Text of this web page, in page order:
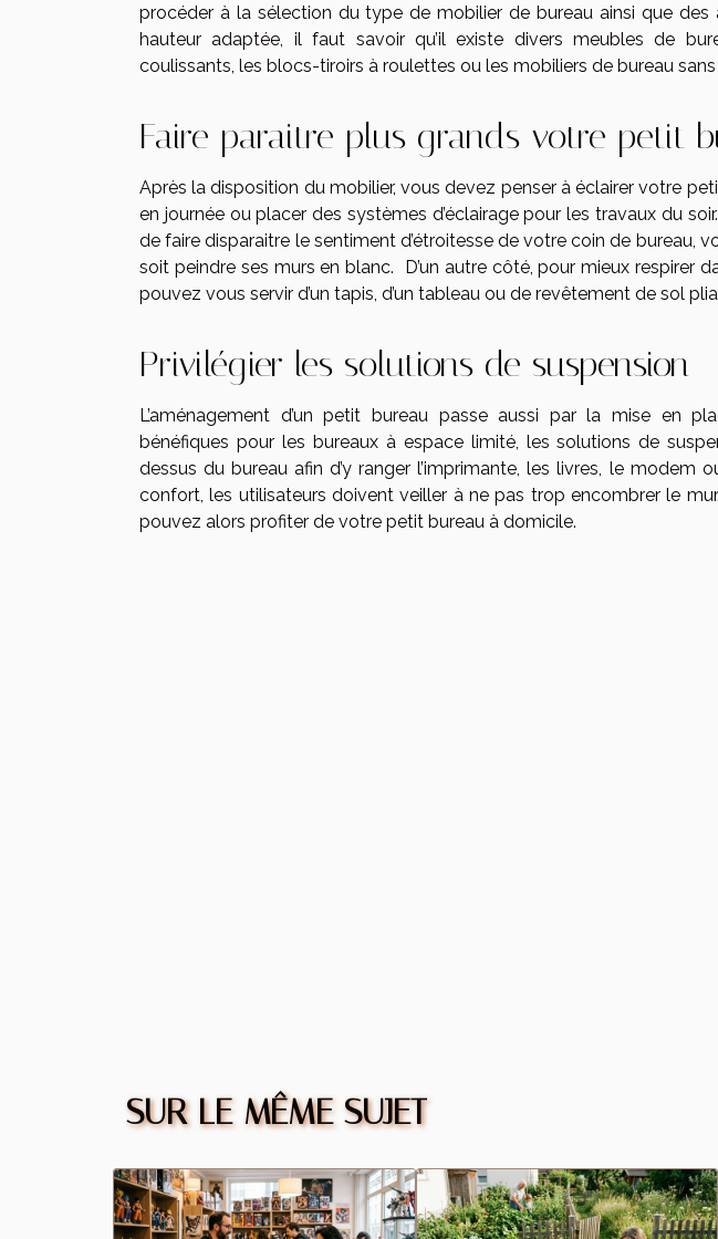
procéder à la sélection du type de mobilier de bureau ainsi que des
hauteur adaptée, il faut savoir qu’il existe divers meubles de
coulissants, les blocs-tiroirs à roulettes ou les mobiliers de bureau sans
Faire paraitre plus grands votre petit
Après la disposition du mobilier, vous devez penser à éclairer votre
en journée ou placer des systèmes d’éclairage pour les travaux du
de faire disparaitre le sentiment d’étroitesse de votre coin de bureau,
soit peindre ses murs en blanc. D’un autre côté, pour mieux respirer
pouvez vous servir d’un tapis, d’un tableau ou de revêtement de sol
Privilégier les solutions de suspension
L’aménagement d’un petit bureau passe aussi par la mise en
bénéfiques pour les bureaux à espace limité, les solutions de
dessus du bureau afin d’y ranger l’imprimante, les livres, le modem
confort, les utilisateurs doivent veiller à ne pas trop encombrer le
pouvez alors profiter de votre petit bureau à domicile.
SUR LE MÊME SUJET